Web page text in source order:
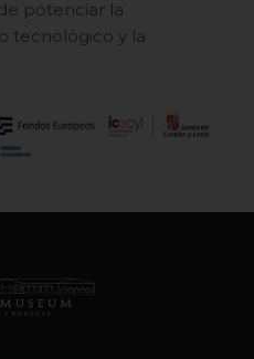
potenciar la
tecnológico y la